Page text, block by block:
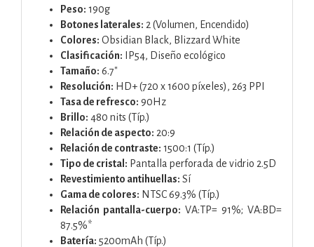
Peso: 190g
Botones laterales: 2 (Volumen, Encendido)
Colores: Obsidian Black, Blizzard White
Clasificación: IP54, Diseño ecológico
Tamaño: 6.7"
Resolución: HD+ (720 x 1600 píxeles), 263 PPI
Tasa de refresco: 90Hz
Brillo: 480 nits (Típ.)
Relación de aspecto: 20:9
Relación de contraste: 1500:1 (Típ.)
Tipo de cristal: Pantalla perforada de vidrio 2.5D
Revestimiento antihuellas: Sí
Gama de colores: NTSC 69.3% (Típ.)
Relación pantalla-cuerpo: VA:TP= 91%; VA:BD=
87.5%*
Batería: 5200mAh (Típ.)